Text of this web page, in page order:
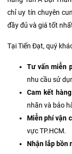
chỉ uy tín chuyên
đầy đủ và giá tốt
Tại Tiến Đạt, quý
Tư vấn miễn
nhu cầu sử
Cam kết
nhãn và bảo
Miễn phí vận
vực TP.HCM.
Nhận lắp bồn